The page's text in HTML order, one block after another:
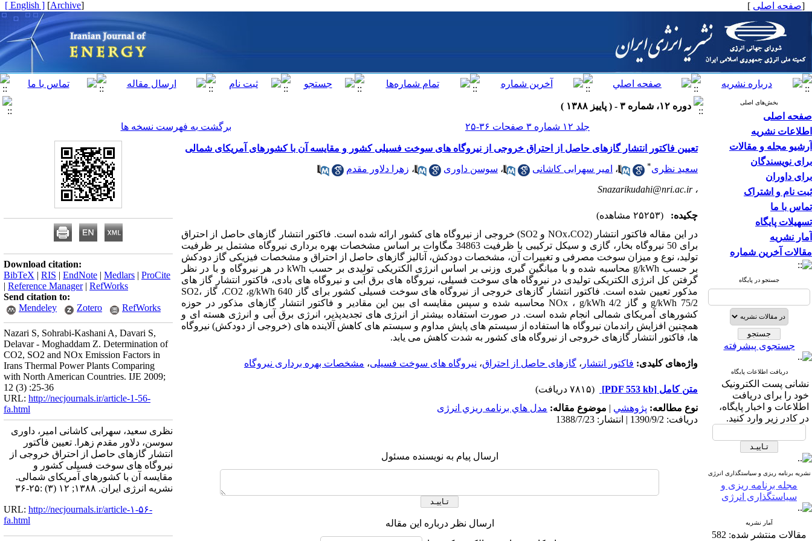
[صفحه اصلی ]
[
Archive
]
[ English ]
بخش‌های اصلی
صفحه اصلی
اطلاعات نشریه
آرشیو مجله و مقالات
برای نویسندگان
برای داوران
ثبت نام و اشتراک
تماس با ما
تسهیلات پایگاه
آمار نشریه
مقالات آخرین شماره
جستجو در پایگاه
جستجوی پیشرفته
دریافت اطلاعات پایگاه
نشانی پست الکترونیک
خود را برای دریافت
اطلاعات و اخبار پایگاه،
در کادر زیر وارد کنید.
نشریه برنامه ریزی و سیاستگذاری انرژی
مجله برنامه ریزی و
سیاستگذاری انرژی
آمار نشریه
مقالات منتشر شده: 582
دوره ۱۲، شماره ۳ - ( پاییز ۱۳۸۸ )
جلد ۱۲ شماره ۳ صفحات ۳۶-۲۵
برگشت به فهرست نسخه ها
تعیین فاکتور انتشار گازهای حاصل از احتراق خروجی از نیروگاه های سوخت فسیلی کشور و مقایسه آن با کشورهای آمریکای شمالی
سعید نظری* ، امیر سهرابی کاشانی ، سوسن داوری ، زهرا دلاور مقدم
،Snazarikudahi@nri.ac.ir
چکیده:
(۲۵۲۵۳ مشاهده)
در این مقاله فاکتور انتشار (NOx،CO2 و SO2) خروجی از نیروگاه های کشور ارائه شده است. فاکتور انتشار گازهای حاصل از احتراق
برای 50 نیروگاه بخار، گازی و سیکل ترکیبی با ظرفیت 34863 مگاوات بر اساس مشخصات بهره برداری نیروگاه مشتمل بر ظرفیت
تولید، نوع و میزان سوخت مصرفی و تغییرات آن، مشخصات دودکش، آنالیز گازهای حاصل از احتراق و مشخصات فیزیکی گاز دودکش
بر حسب g/kWh محاسبه شده و با میانگین گیری وزنی بر اساس انرژی الکتریکی تولیدی بر حسب kWh در هر نیروگاه و با در نظر
گرفتن کل انرژی الکتریکی تولیدی در نیروگاه های سوخت فسیلی، نیروگاه های برق آبی و نیروگاه های بادی، فاکتور انتشار گاز های
مذکور تعیین شده است. فاکتور انتشار گازهای خروجی از نیروگاه های سوخت فسیلی کشور برای گاز CO2 ،g/kWh 640، گاز SO2،
g/kWh 75/2 و گاز NOx ، g/kWh 4/2 محاسبه شده و سپس مقایسه ای بین این مقادیر و فاکتور انتشار گازهای مذکور در حوزه
کشورهای آمریکای شمالی انجام شده است. در صورت استفاده بیشتر از انرژی های تجدیدپذیر، انرژی برق آبی و انرژی هسته ای و
همچنین افزایش راندمان نیروگاه ها استفاده از سیستم های پایش مداوم و سیستم های کاهش آلاینده های (خروجی از دودکش) نیروگاه
ها، فاکتور انتشار گازهای خروجی از نیروگاه های کشور به شدت کاهش می یابد.
واژه‌های کلیدی: فاکتور انتشار ، گازهای حاصل از احتراق، نیروگاه های سوخت فسیلی، مشخصات بهره برداری نیروگاه
متن کامل [PDF 553 kb]
(۷۸۱۵ دریافت)
نوع مطالعه: پژوهشي | موضوع مقاله: مدل هاي برنامه ريزي انرژی
دریافت: 1390/9/2 | انتشار: 1388/7/23
ارسال پیام به نویسنده مسئول
ارسال نظر درباره این مقاله
Download citation:
BibTeX | RIS | EndNote | Medlars | ProCite
| Reference Manager| RefWorks
Send citation to:
Mendeley
Zotero RefWorks
Nazari S, Sohrabi-Kashani A, Davari S,
Delavar - Moghaddam Z. Determination of
CO2, SO2 and NOx Emission Factors in
Irans Thermal Power Plants Comparing
with North American Countries. IJE 2009;
12 (3) :25-36
URL: http://necjournals.ir/article-1-56-
fa.html
نظری سعید، سهرابی کاشانی امیر، داوری
سوسن، دلاور مقدم زهرا. تعیین فاکتور
انتشار گازهای حاصل از احتراق خروجی از
نیروگاه های سوخت فسیلی کشور و
مقایسه آن با کشورهای آمریکای شمالی.
نشریه انرژی ایران. ۱۳۸۸; ۱۲ (۳) :۲۵-۳۶
URL: http://necjournals.ir/article-۱-۵۶-
fa.html